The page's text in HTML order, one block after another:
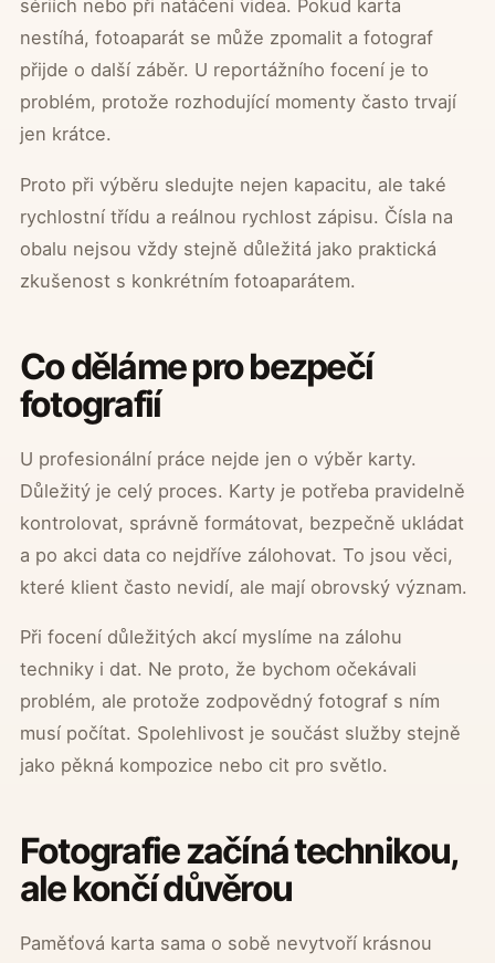
sériích nebo při natáčení videa. Pokud karta
nestíhá, fotoaparát se může zpomalit a fotograf
přijde o další záběr. U reportážního focení je to
problém, protože rozhodující momenty často trvají
jen krátce.
Proto při výběru sledujte nejen kapacitu, ale také
rychlostní třídu a reálnou rychlost zápisu. Čísla na
obalu nejsou vždy stejně důležitá jako praktická
zkušenost s konkrétním fotoaparátem.
Co děláme pro bezpečí
fotografií
U profesionální práce nejde jen o výběr karty.
Důležitý je celý proces. Karty je potřeba pravidelně
kontrolovat, správně formátovat, bezpečně ukládat
a po akci data co nejdříve zálohovat. To jsou věci,
které klient často nevidí, ale mají obrovský význam.
Při focení důležitých akcí myslíme na zálohu
techniky i dat. Ne proto, že bychom očekávali
problém, ale protože zodpovědný fotograf s ním
musí počítat. Spolehlivost je součást služby stejně
jako pěkná kompozice nebo cit pro světlo.
Fotografie začíná technikou,
ale končí důvěrou
Paměťová karta sama o sobě nevytvoří krásnou